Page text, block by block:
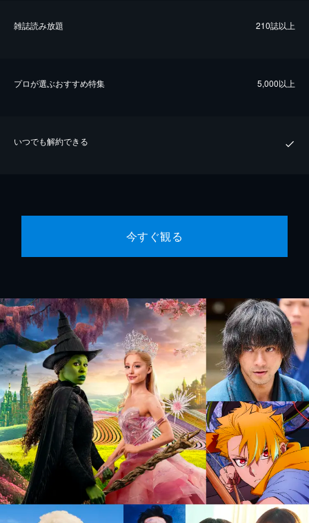
雑誌読み放題 210誌以上
プロが選ぶおすすめ特集 5,000以上
いつでも解約できる
今すぐ観る